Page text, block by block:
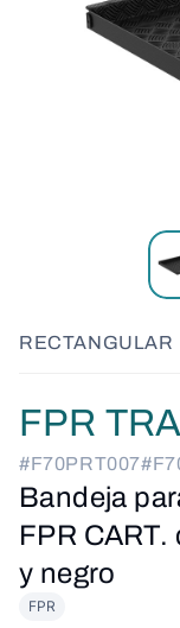
RECTANGULAR
FPR
#F70PRT007
Bandeja
FPR
y negro
FPR